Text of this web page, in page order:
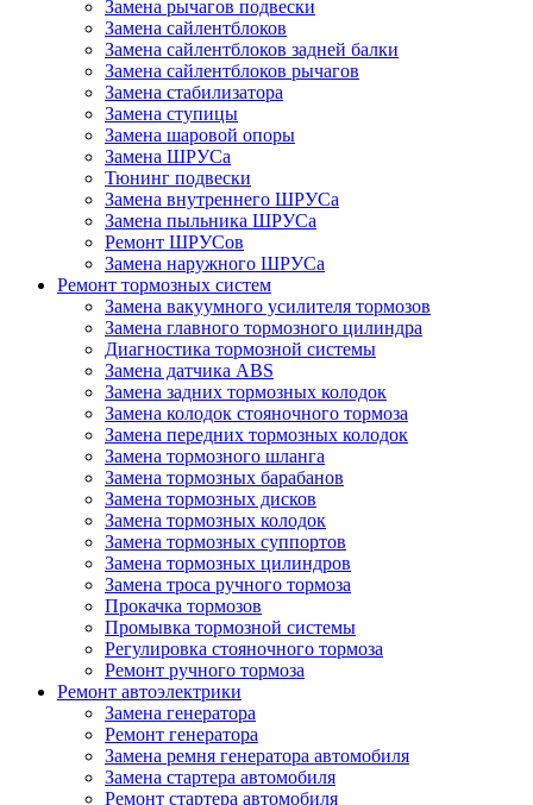
Замена рычагов подвески
Замена сайлентблоков
Замена сайлентблоков задней балки
Замена сайлентблоков рычагов
Замена стабилизатора
Замена ступицы
Замена шаровой опоры
Замена ШРУСа
Тюнинг подвески
Замена внутреннего ШРУСа
Замена пыльника ШРУСа
Ремонт ШРУСов
Замена наружного ШРУСа
Ремонт тормозных систем
Замена вакуумного усилителя тормозов
Замена главного тормозного цилиндра
Диагностика тормозной системы
Замена датчика ABS
Замена задних тормозных колодок
Замена колодок стояночного тормоза
Замена передних тормозных колодок
Замена тормозного шланга
Замена тормозных барабанов
Замена тормозных дисков
Замена тормозных колодок
Замена тормозных суппортов
Замена тормозных цилиндров
Замена троса ручного тормоза
Прокачка тормозов
Промывка тормозной системы
Регулировка стояночного тормоза
Ремонт ручного тормоза
Ремонт автоэлектрики
Замена генератора
Ремонт генератора
Замена ремня генератора автомобиля
Замена стартера автомобиля
Ремонт стартера автомобиля